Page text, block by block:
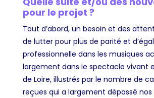
pour le projet ?
Tout d’abord, un besoin et des
de lutter pour plus de parité et
professionnelle dans les musiques
largement dans le spectacle vivant
de Loire, illustrés par le nombre de
reçues qui a largement dépassé